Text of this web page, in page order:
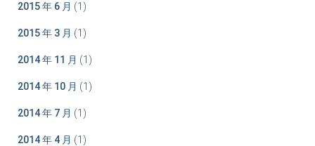
2015 年 6 月 (1)
2015 年 3 月 (1)
2014 年 11 月 (1)
2014 年 10 月 (1)
2014 年 7 月 (1)
2014 年 4 月 (1)